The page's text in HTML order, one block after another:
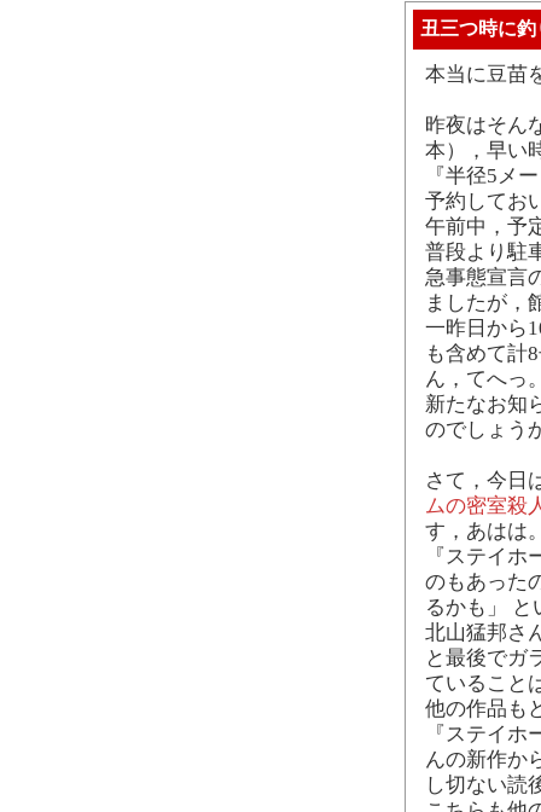
丑三つ時に釣
本当に豆苗
昨夜はそん
本），早い
『半径5メ
予約してお
午前中，予
普段より駐
急事態宣言
ましたが，
一昨日から
も含めて計
ん，てへっ
新たなお知
のでしょう
さて，今日
ムの密室殺
す，あはは
『ステイ
のもあった
るかも」
北山猛邦さ
と最後でガ
ていること
他の作品も
『ステイ
んの新作か
し切ない読